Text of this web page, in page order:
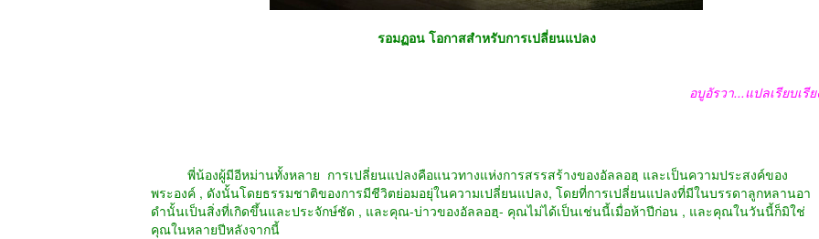
รอมฏอน โอกาสสำหรับการเปลี่ยนแปลง
อบูอัรวา...แปลเรียบเรีย
พี่น้องผู้มีอีหม่านทั้งหลาย การเปลี่ยนแปลงคือแนวทางแห่งการสรรสร้างของอัลลอฮฺ และเป็นความประสงค์ของ
พระองค์ , ดังนั้นโดยธรรมชาติของการมีชีวิตย่อมอยุ่ในความเปลี่ยนแปลง, โดยที่การเปลี่ยนแปลงที่มีในบรรดาลูกหลานอา
ดำนั้นเป็นสิ่งที่เกิดขึ้นและประจักษ์ชัด , และคุณ-บ่าวของอัลลอฮฺ- คุณไม่ได้เป็นเช่นนี้เมื่อห้าปีก่อน , และคุณในวันนี้ก็มิใช่
คุณในหลายปีหลังจากนี้